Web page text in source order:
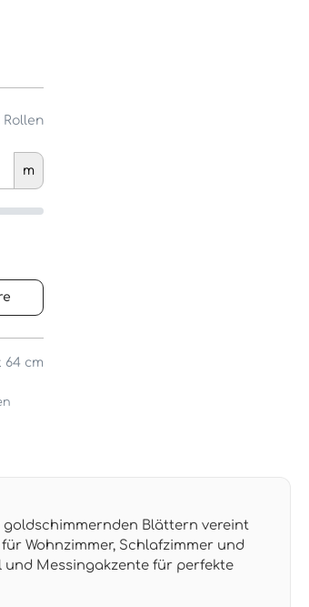
Rollen
m
64 cm
goldschimmernden Blättern vereint
Wohnzimmer, Schlafzimmer und
und Messingakzente für perfekte